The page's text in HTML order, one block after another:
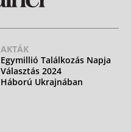
AKTÁK
Egymillió Találkozás Napja
Választás 2024
Háború Ukrajnában